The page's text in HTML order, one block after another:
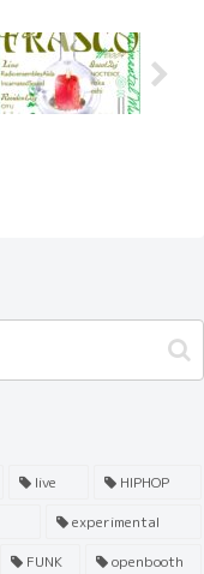
live
HIPHOP
experimental
FUNK
openbooth